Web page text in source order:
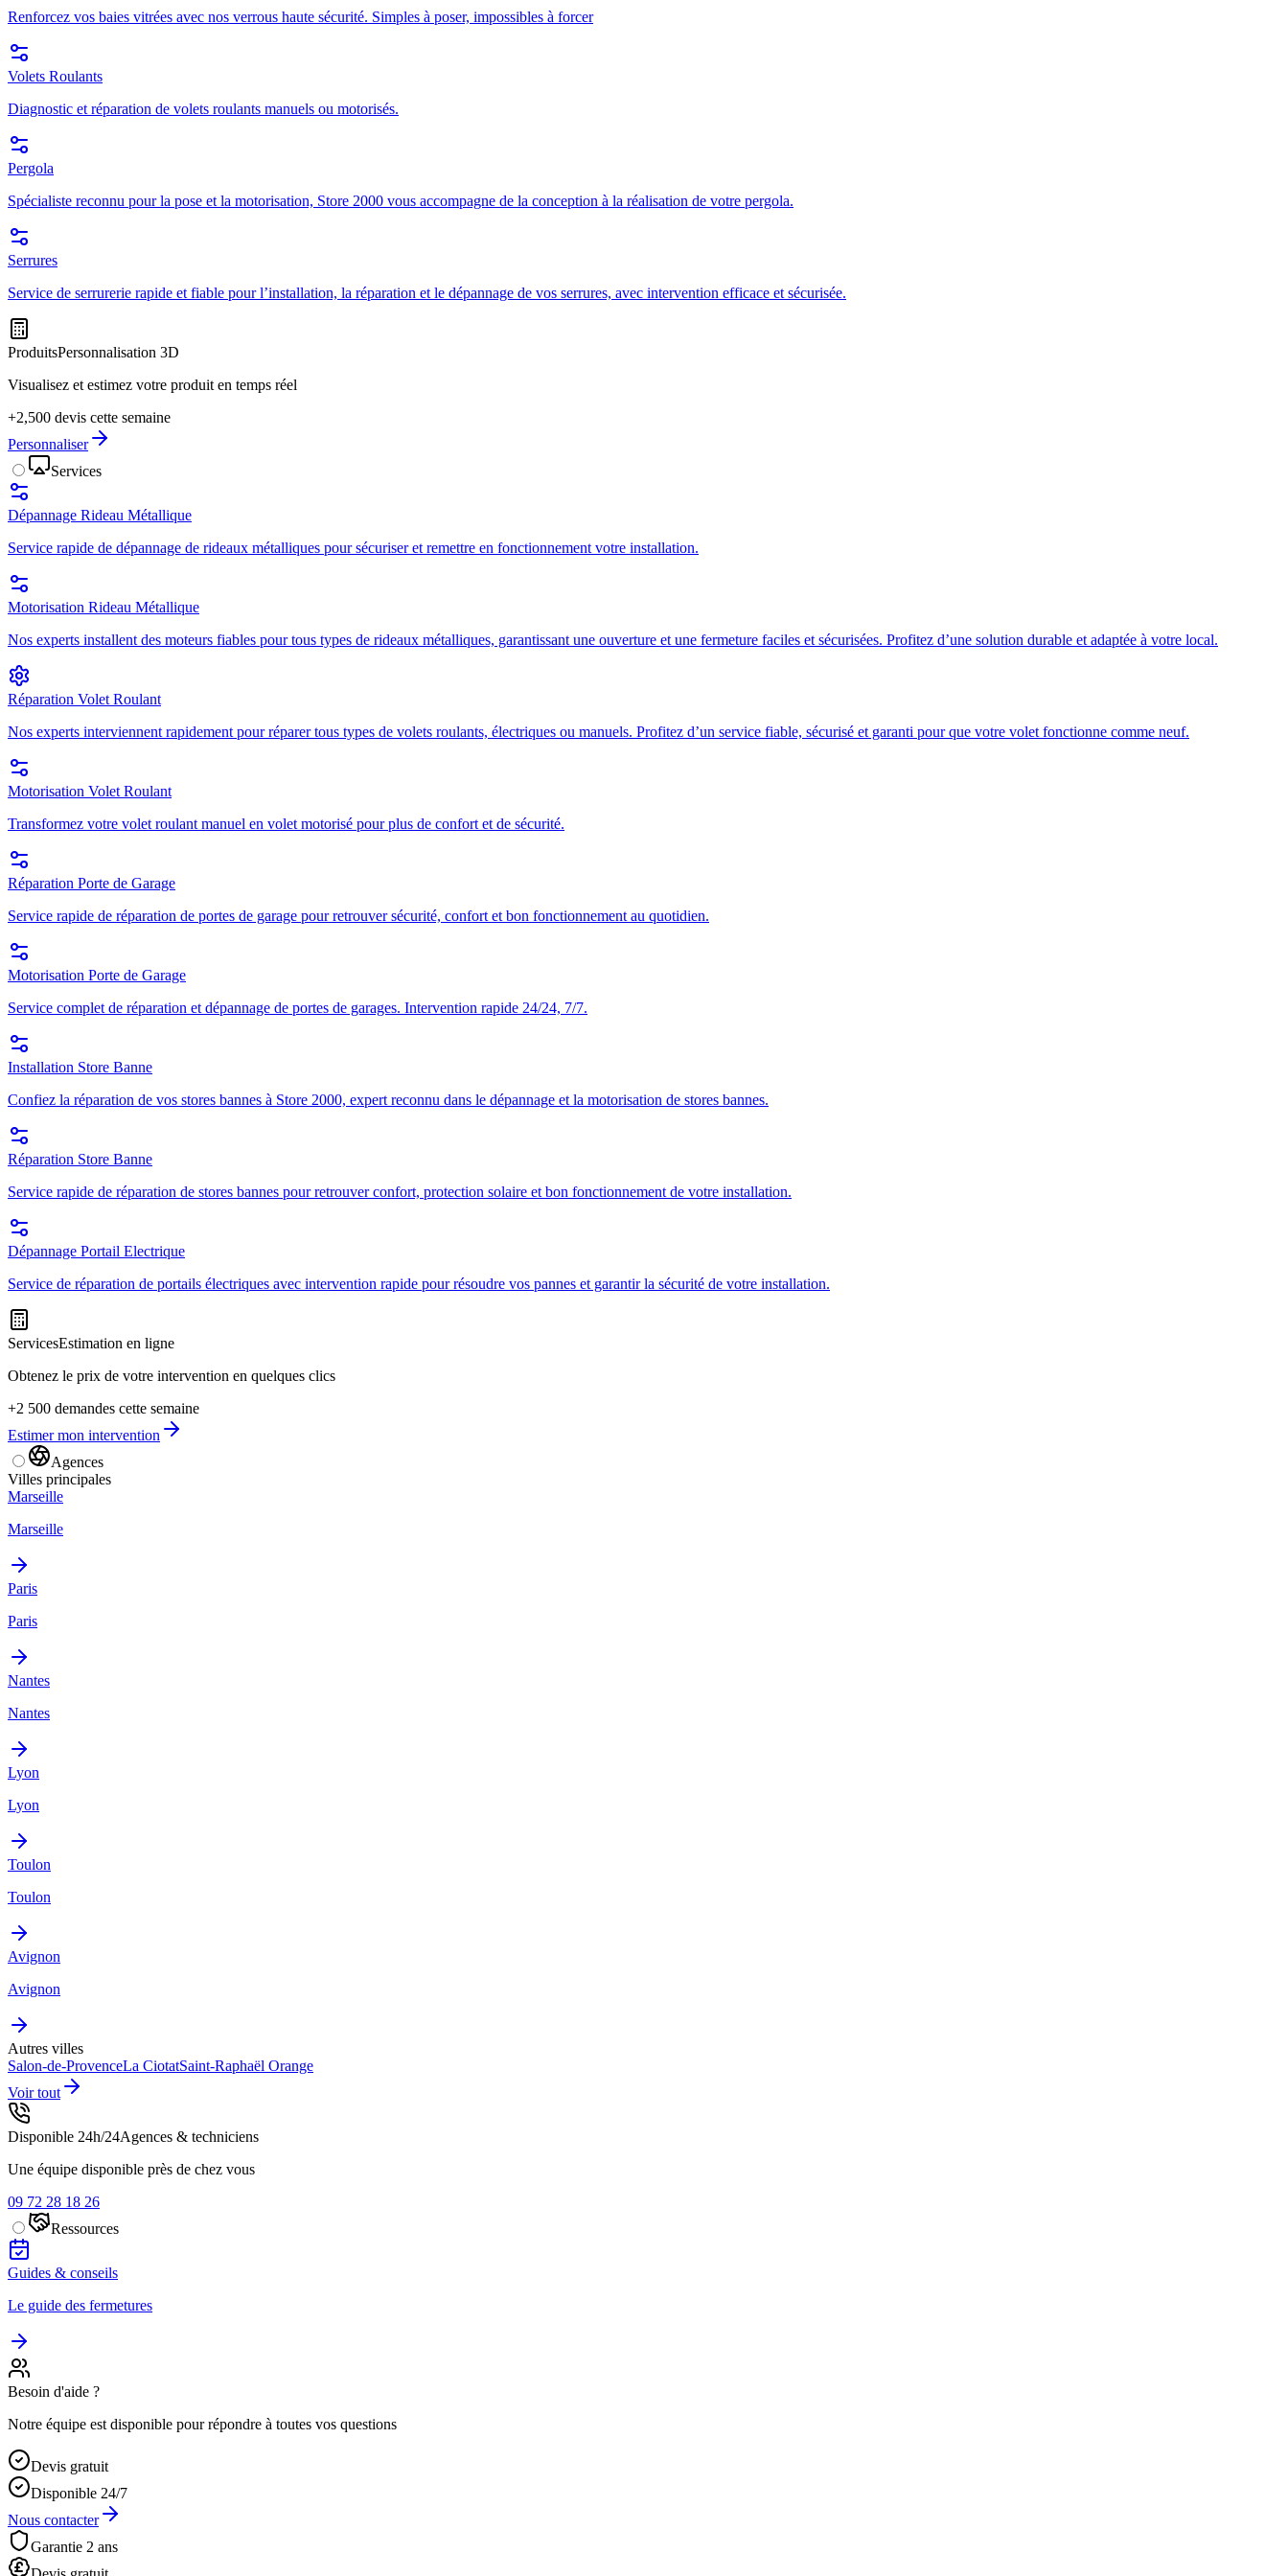
Renforcez vos baies vitrées avec nos verrous haute sécurité. Simples à poser, impossibles à forcer
Volets Roulants
Diagnostic et réparation de volets roulants manuels ou motorisés.
Pergola
Spécialiste reconnu pour la pose et la motorisation, Store 2000 vous accompagne de la conception à la réalisation de votre pergola.
Serrures
Service de serrurerie rapide et fiable pour l’installation, la réparation et le dépannage de vos serrures, avec intervention efficace et sécurisée.
ProduitsPersonnalisation 3D
Visualisez et estimez votre produit en temps réel
+2,500 devis cette semaine
Personnaliser
Services
Dépannage Rideau Métallique
Service rapide de dépannage de rideaux métalliques pour sécuriser et remettre en fonctionnement votre installation.
Motorisation Rideau Métallique
Nos experts installent des moteurs fiables pour tous types de rideaux métalliques, garantissant une ouverture et une fermeture faciles et sécurisées. Profitez d’une solution durable et adaptée à votre local.
Réparation Volet Roulant
Nos experts interviennent rapidement pour réparer tous types de volets roulants, électriques ou manuels. Profitez d’un service fiable, sécurisé et garanti pour que votre volet fonctionne comme neuf.
Motorisation Volet Roulant
Transformez votre volet roulant manuel en volet motorisé pour plus de confort et de sécurité.
Réparation Porte de Garage
Service rapide de réparation de portes de garage pour retrouver sécurité, confort et bon fonctionnement au quotidien.
Motorisation Porte de Garage
Service complet de réparation et dépannage de portes de garages. Intervention rapide 24/24, 7/7.
Installation Store Banne
Confiez la réparation de vos stores bannes à Store 2000, expert reconnu dans le dépannage et la motorisation de stores bannes.
Réparation Store Banne
Service rapide de réparation de stores bannes pour retrouver confort, protection solaire et bon fonctionnement de votre installation.
Dépannage Portail Electrique
Service de réparation de portails électriques avec intervention rapide pour résoudre vos pannes et garantir la sécurité de votre installation.
ServicesEstimation en ligne
Obtenez le prix de votre intervention en quelques clics
+2 500 demandes cette semaine
Estimer mon intervention
Agences
Villes principales
Marseille
Marseille
Paris
Paris
Nantes
Nantes
Lyon
Lyon
Toulon
Toulon
Avignon
Avignon
Autres villes
Salon-de-ProvenceLa CiotatSaint-Raphaël Orange
Voir tout
Disponible 24h/24Agences & techniciens
Une équipe disponible près de chez vous
09 72 28 18 26
Ressources
Guides & conseils
Le guide des fermetures
Besoin d'aide ?
Notre équipe est disponible pour répondre à toutes vos questions
Devis gratuit
Disponible 24/7
Nous contacter
Garantie 2 ans